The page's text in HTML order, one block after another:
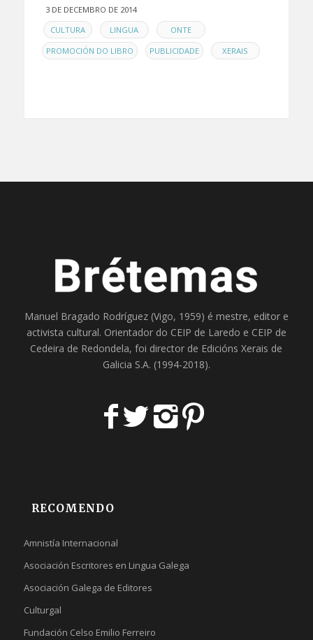
3 DE DECEMBRO DE 2014
EN CULTURA , LINGUA , ONTE ,
PROMOCIÓN DO LIBRO , PUBLICIDADE , XERAIS
Manuel Bragado Rodríguez (Vigo, 1959) é mestre, editor e
activista cultural. Orientador do CEIP de Laredo e CEIP de
Cedeira de Redondela, foi director de Edicións Xerais de
Galicia S.A. (1994-2018).
RECOMENDO
Amnistía Internacional
Asociación Escritores en Lingua Galega
Asociación Galega de Editores
Culturgal
Fundación Celso Emilio Ferreiro